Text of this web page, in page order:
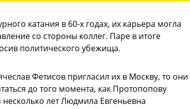
катания в 60-х годах, их карьера могла
со стороны коллег. Паре в итоге
политического убежища.
Фетисов пригласил их в Москву, то они
до того момента, как Протопопову
лет Людмила Евгеньевна